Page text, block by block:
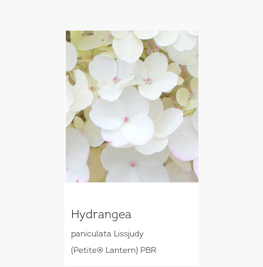
Hydrangea
paniculata Lissjudy
(Petite® Lantern) PBR